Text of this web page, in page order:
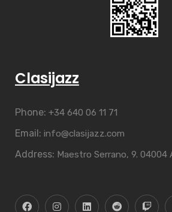
Clasijazz
Phone: +34 640 06 11 71
Email: info@clasijazz.com
Address: Maestro Serrano, 9. 04004